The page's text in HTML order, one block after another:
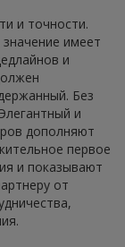
и точности.
имеет
и
Без
и
дополняют
первое
и показывают
от